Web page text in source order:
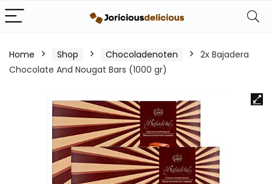
Home Shop Chocoladenoten
2x Bajadera
Chocolate And Nougat Bars (1000 gr)